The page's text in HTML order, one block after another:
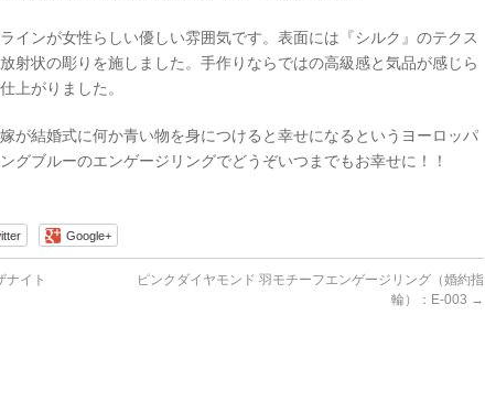
インが女性らしい優しい雰囲気です。表面には『シルク』のテクス
射状の彫りを施しました。手作りならではの高級感と気品が感じら
上がりました。
が結婚式に何か青い物を身につけると幸せになるというヨーロッパ
グブルーのエンゲージリングでどうぞいつまでもお幸せに！！
Google+
ナイト
ピンクダイヤモンド 羽モチーフエンゲージリング（婚約指
輪）：E-003 →